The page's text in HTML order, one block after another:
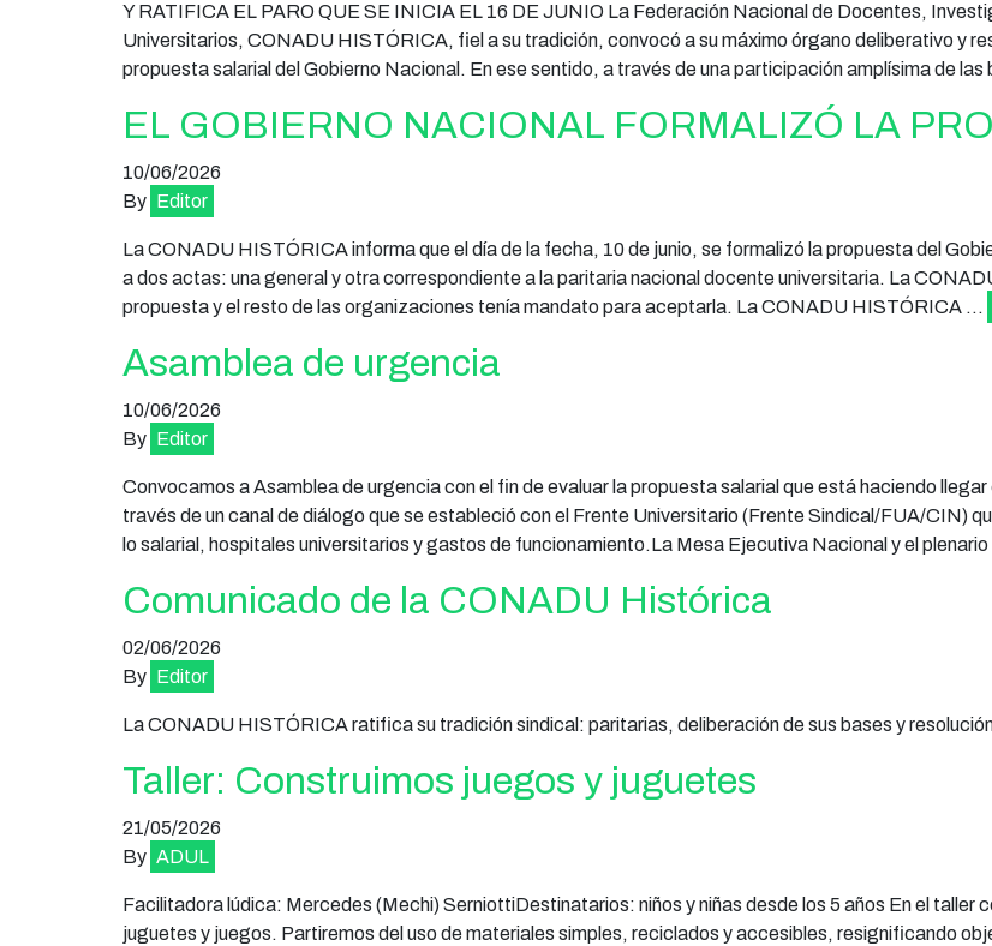
Y RATIFICA EL PARO QUE SE INICIA EL 16 DE JUNIO La Federación Nacional de Docentes,
Universitarios, CONADU HISTÓRICA, fiel a su tradición, convocó a su máximo órgano deliberativo y
propuesta salarial del Gobierno Nacional. En ese sentido, a través de una participación amplísima de las
EL GOBIERNO NACIONAL FORMALIZÓ LA
10/06/2026
By Editor
La CONADU HISTÓRICA informa que el día de la fecha, 10 de junio, se formalizó la propuesta del
a dos actas: una general y otra correspondiente a la paritaria nacional docente universitaria. La
propuesta y el resto de las organizaciones tenía mandato para aceptarla. La CONADU HISTÓRICA …
Asamblea de urgencia
10/06/2026
By Editor
Convocamos a Asamblea de urgencia con el fin de evaluar la propuesta salarial que está haciendo
través de un canal de diálogo que se estableció con el Frente Universitario (Frente Sindical/FUA/CIN)
lo salarial, hospitales universitarios y gastos de funcionamiento.La Mesa Ejecutiva Nacional y el
Comunicado de la CONADU Histórica
02/06/2026
By Editor
La CONADU HISTÓRICA ratifica su tradición sindical: paritarias, deliberación de sus bases y
Taller: Construimos juegos y juguetes
21/05/2026
By ADUL
Facilitadora lúdica: Mercedes (Mechi) SerniottiDestinatarios: niños y niñas desde los 5 años En el taller
juguetes y juegos. Partiremos del uso de materiales simples, reciclados y accesibles, resignificando